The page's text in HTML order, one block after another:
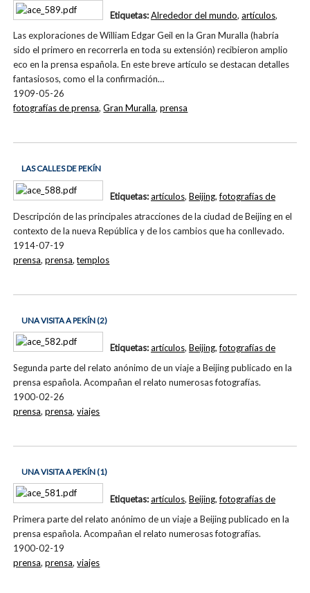
Las exploraciones de William Edgar Geil en la Gran Muralla (habría
sido el primero en recorrerla en toda su extensión) recibieron amplio
eco en la prensa española. En este breve artículo se destacan detalles
fantasiosos, como el la confirmación…
1909-05-26
Etiquetas:Alrededor del mundo, artículos,
fotografías de prensa,Gran Muralla,prensa
LAS CALLES DE PEKÍN
Descripción de las principales atracciones de la ciudad de Beijing en el
contexto de la nueva República y de los cambios que ha conllevado.
1914-07-19
Etiquetas:artículos, Beijing,fotografías de
prensa,prensa,templos
UNA VISITA A PEKÍN (2)
Segunda parte del relato anónimo de un viaje a Beijing publicado en la
prensa española. Acompañan el relato numerosas fotografías.
1900-02-26
Etiquetas:artículos, Beijing,fotografías de
prensa,prensa,viajes
UNA VISITA A PEKÍN (1)
Primera parte del relato anónimo de un viaje a Beijing publicado en la
prensa española. Acompañan el relato numerosas fotografías.
1900-02-19
Etiquetas:artículos, Beijing,fotografías de
prensa,prensa,viajes